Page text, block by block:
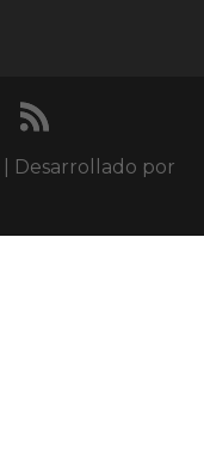
| Desarrollado por